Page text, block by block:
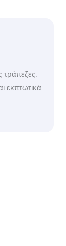
τράπεζες,
εκπτωτικά